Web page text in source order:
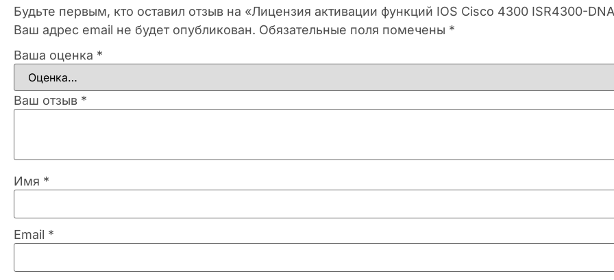
Будьте первым, кто оставил отзыв на «Лицензия активации функций IOS Cisco 4300 ISR4300-
Ваш адрес email не будет опубликован. Обязательные поля помечены *
Ваша оценка *
Ваш отзыв *
Имя *
Email *